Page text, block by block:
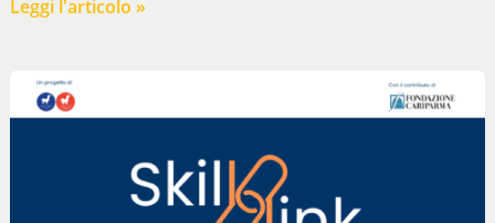
SPORTELLO
Leggi l'articolo »